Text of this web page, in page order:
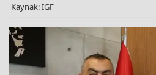
Kaynak: IGF